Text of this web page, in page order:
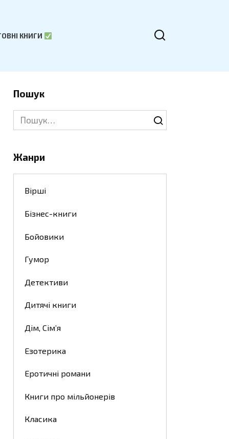
КНИГИ
Пошук
Search
for:
Жанри
Вірші
Бізнес-книги
Бойовики
Гумор
Детективи
Дитячі книги
Дім, Сім’я
Езотерика
Еротичні романи
Книги про мільйонерів
Класика